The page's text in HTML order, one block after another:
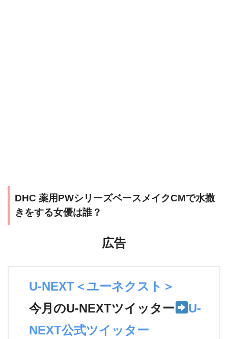
DHC 薬用PWシリーズベースメイクCMで水撒
きをする女優は誰？
広告
U-NEXT＜ユーネクスト＞
今月のU-NEXTツイッター
U-
NEXT公式ツイッター